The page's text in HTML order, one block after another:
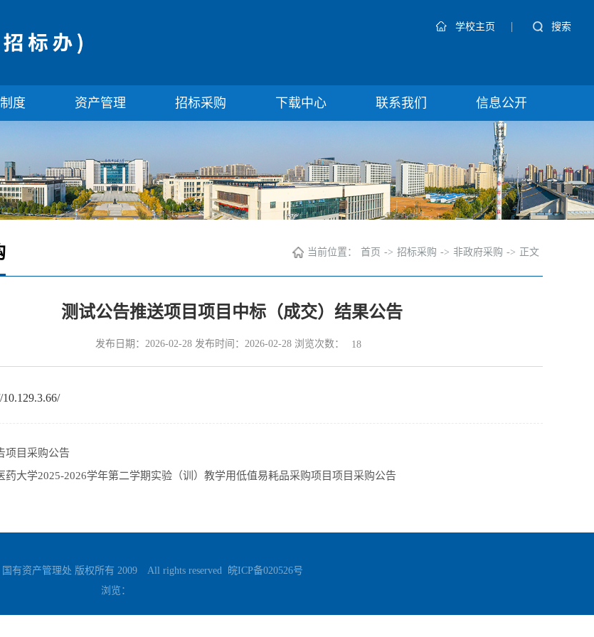
学校主页 | 搜索
度 资产管理 招标采购 下载中心 联系我们 信息公开
当前位置： 首页 -> 招标采购 -> 非政府采购 -> 正文
测试公告推送项目项目中标（成交）结果公告
发布日期：2026-02-28 发布时间：2026-02-28 浏览次数： 18
项目采购公告
药大学2025-2026学年第二学期实验（训）教学用低值易耗品采购项目项目采购公告
有资产管理处 版权所有 2009 All rights reserved
皖ICP备020526号
浏览：